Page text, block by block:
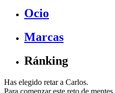
Ocio
Marcas
Ránking
Has elegido retar a Carlos.